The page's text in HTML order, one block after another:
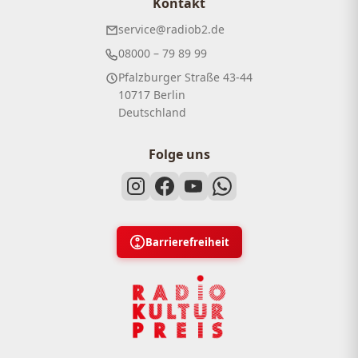
service@radiob2.de
08000 – 79 89 99
Pfalzburger Straße 43-44
10717 Berlin
Deutschland
Folge uns
Barrierefreiheit